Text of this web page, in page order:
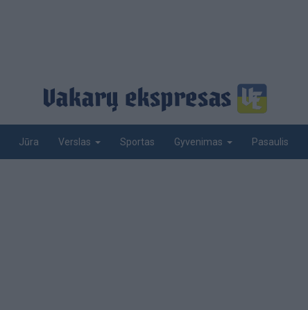
Jūra Verslas Sportas Gyvenimas Pasaulis